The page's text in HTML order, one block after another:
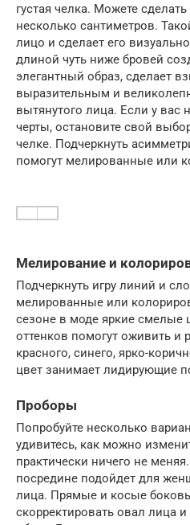
густая челка. Можете
несколько сантиметров.
лицо и сделает его
длиной чуть ниже бровей
элегантный образ, сделает
выразительным и
вытянутого лица. Если у вас
черты, остановите свой
челке. Подчеркнуть
помогут мелированные или
Мелирование и
Подчеркнуть игру линий и
мелированные или
сезоне в моде яркие смелые
оттенков помогут оживить и
красного, синего, ярко-
цвет занимает лидирующие
Проборы
Попробуйте несколько
удивитесь, как можно
практически ничего не
посредине подойдет для
лица. Прямые и косые
скорректировать овал лица